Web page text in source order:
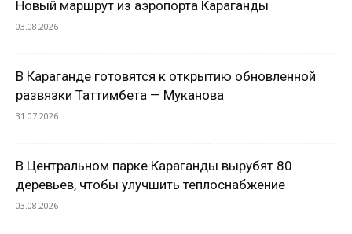
Новый маршрут из аэропорта Караганды
03.08.2026
В Караганде готовятся к открытию обновленной
развязки Таттимбета — Муканова
31.07.2026
В Центральном парке Караганды вырубят 80
деревьев, чтобы улучшить теплоснабжение
03.08.2026